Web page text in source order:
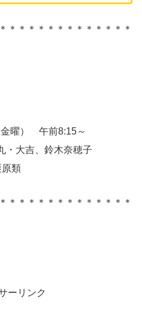
＊＊＊＊＊＊＊＊＊＊＊＊＊
金曜） 午前8:15～
・大吉、鈴木奈穂子
原類
＊＊＊＊＊＊＊＊＊＊＊＊＊
ーリンク